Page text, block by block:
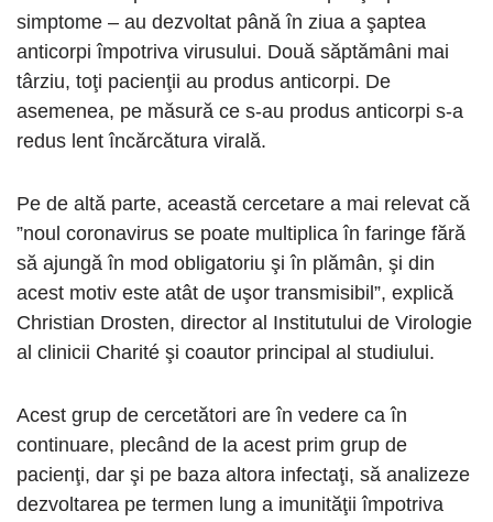
simptome – au dezvoltat până în ziua a şaptea
anticorpi împotriva virusului. Două săptămâni mai
târziu, toţi pacienţii au produs anticorpi. De
asemenea, pe măsură ce s-au produs anticorpi s-a
redus lent încărcătura virală.
Pe de altă parte, această cercetare a mai relevat că
”noul coronavirus se poate multiplica în faringe fără
să ajungă în mod obligatoriu şi în plămân, şi din
acest motiv este atât de uşor transmisibil”, explică
Christian Drosten, director al Institutului de Virologie
al clinicii Charité şi coautor principal al studiului.
Acest grup de cercetători are în vedere ca în
continuare, plecând de la acest prim grup de
pacienţi, dar şi pe baza altora infectaţi, să analizeze
dezvoltarea pe termen lung a imunităţii împotriva